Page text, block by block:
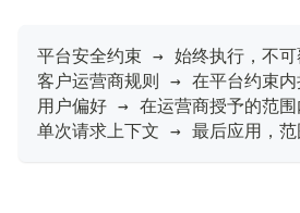
平台安全约束 → 始终执行，不可
客户运营商规则 → 在平台约束内
用户偏好 → 在运营商授予的范围
单次请求上下文 → 最后应用，范